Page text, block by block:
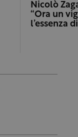
Nicolò
“Ora un
l’essenza